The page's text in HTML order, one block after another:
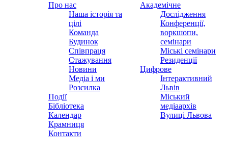
Про нас
Наша історія та
цілі
Команда
Будинок
Співпраця
Стажування
Новини
Медіа і ми
Розсилка
Події
Бібліотека
Календар
Крамниця
Контакти
Академічне
Дослідження
Конференції,
воркшопи,
семінари
Міські семінари
Резиденції
Цифрове
Інтерактивний
Львів
Міський
медіаархів
Вулиці Львова